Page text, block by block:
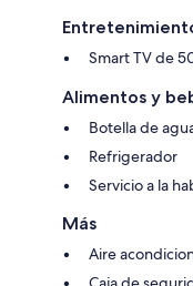
Smart TV de
Alimentos y
Botella de
Refrigerador
Servicio a la
Más
Aire